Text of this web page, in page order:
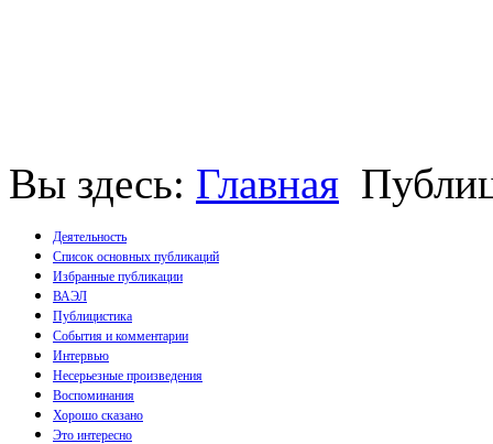
Вы здесь: Главная
Деятельность
Список основных публикаций
Монографии
Брошюры
Статьи
Избранные публикации
ВАЭЛ
Публицистика
События и комментарии
Интервью
Несерьезные произведения
Воспоминания
Хорошо сказано
Это интересно